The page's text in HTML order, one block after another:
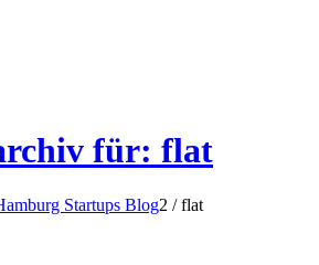
für: flat
Startups Blog2 / flat